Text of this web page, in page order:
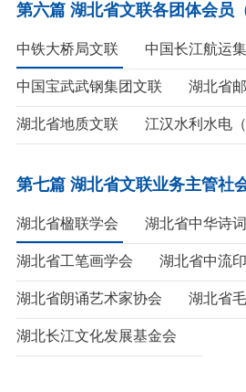
第六篇 湖北省文联各团体会员（
中铁大桥局文联 中国长江航运
中国宝武武钢集团文联 湖北省
湖北省地质文联 江汉水利水电
第七篇 湖北省文联业务主管社
湖北省楹联学会 湖北省中华诗
湖北省工笔画学会 湖北省中流
湖北省朗诵艺术家协会 湖北省
湖北长江文化发展基金会